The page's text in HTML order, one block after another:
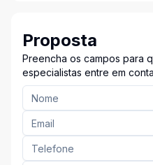
Proposta
Preencha os campos para
especialistas entre em